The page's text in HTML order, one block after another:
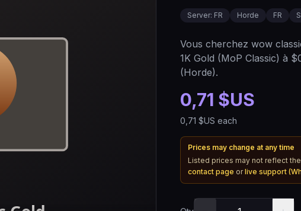
Server: FR Horde FR
Vous cherchez wow
1K Gold (MoP Classic) à
(Horde).
0,71 $US
0,71 $US each
Prices may change at any time
Listed prices may not reflect
contact page or live support